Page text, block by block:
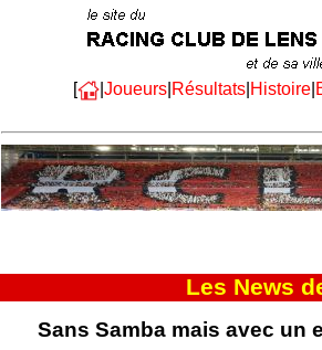
[ | Joueurs| Résultats| Histoire|
Les News
Sans Samba mais avec un